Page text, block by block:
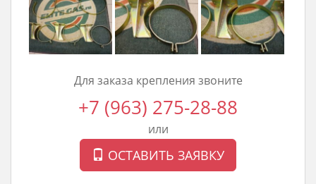
Для заказа крепления звоните
+7 (963) 275-28-88
или
ОСТАВИТЬ ЗАЯВКУ